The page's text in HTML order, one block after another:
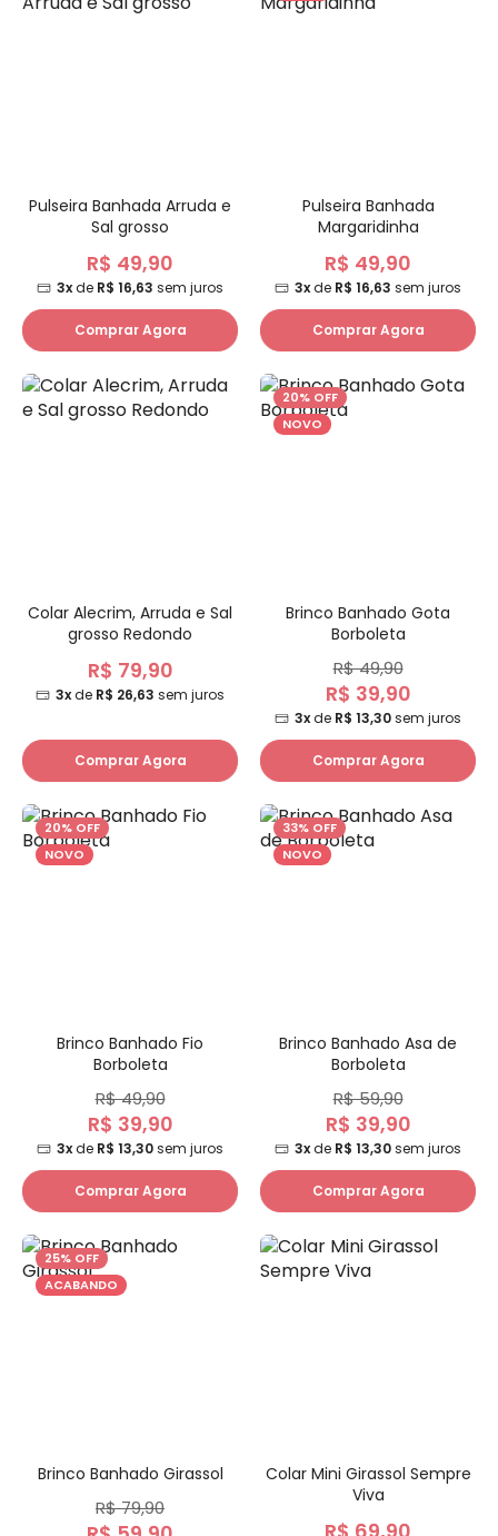
Pulseira Banhada Arruda e
Sal grosso
R$ 49,90
3xde R$ 16,63 sem juros
Comprar Agora
Pulseira Banhada
Margaridinha
R$ 49,90
3xde R$ 16,63 sem juros
Comprar Agora
Colar Alecrim, Arruda e Sal
grosso Redondo
R$ 79,90
3xde R$ 26,63 sem juros
Comprar Agora
20% OFF
NOVO
Brinco Banhado Gota
Borboleta
R$ 49,90
R$ 39,90
3xde R$ 13,30sem juros
Comprar Agora
20% OFF
NOVO
Brinco Banhado Fio
Borboleta
R$ 49,90
R$ 39,90
3xde R$ 13,30sem juros
Comprar Agora
33% OFF
NOVO
Brinco Banhado Asa de
Borboleta
R$ 59,90
R$ 39,90
3xde R$ 13,30sem juros
Comprar Agora
25% OFF
ACABANDO
Brinco Banhado Girassol
R$ 79,90
Colar Mini Girassol Sempre
Viva